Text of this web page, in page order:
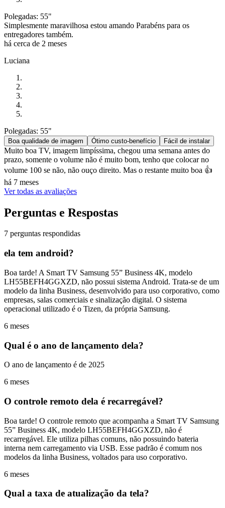
Polegadas: 55"
Simplesmente maravilhosa estou amando Parabéns para os
entregadores também.
há cerca de 2 meses
Luciana
Polegadas: 55"
Boa qualidade de imagem Ótimo custo-benefício Fácil de instalar
Muito boa TV, imagem limpíssima, chegou uma semana antes do
prazo, somente o volume não é muito bom, tenho que colocar no
volume 100 se não, não ouço direito. Mas o restante muito boa 👍
há 7 meses
Ver todas as avaliações
Perguntas e Respostas
7 perguntas respondidas
ela tem android?
Boa tarde! A Smart TV Samsung 55” Business 4K, modelo
LH55BEFH4GGXZD, não possui sistema Android. Trata-se de um
modelo da linha Business, desenvolvido para uso corporativo, como
empresas, salas comerciais e sinalização digital. O sistema
operacional utilizado é o Tizen, da própria Samsung.
6 meses
Qual é o ano de lançamento dela?
O ano de lançamento é de 2025
6 meses
O controle remoto dela é recarregável?
Boa tarde! O controle remoto que acompanha a Smart TV Samsung
55” Business 4K, modelo LH55BEFH4GGXZD, não é
recarregável. Ele utiliza pilhas comuns, não possuindo bateria
interna nem carregamento via USB. Esse padrão é comum nos
modelos da linha Business, voltados para uso corporativo.
6 meses
Qual a taxa de atualização da tela?